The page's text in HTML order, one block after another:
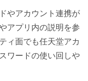
やアカウント連携が
アプリ内の説明を参
ィ面でも任天堂アカ
ワードの使い回しや